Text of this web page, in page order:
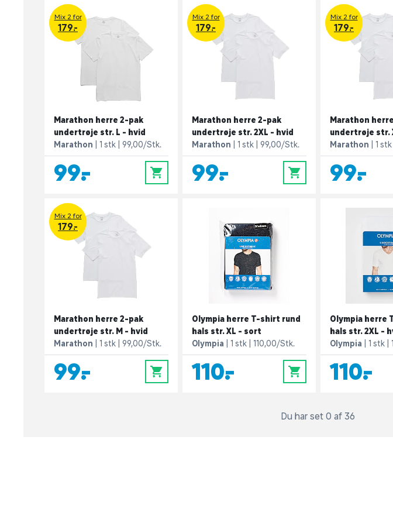
Mix 2 for
179.-
Marathon herre 2-pak
undertrøje str. L - hvid
Marathon
1 stk 99,00/Stk.
99,- 0
Mix 2 for
179.-
Marathon herre 2-pak
undertrøje str. 2XL - hvid
Marathon
1 stk 99,00/Stk.
99,- 0
Mix 2 for
179.-
Marathon
undertrøje str.
Marathon
1 stk
99,-
Mix 2 for
179.-
Marathon herre 2-pak
undertrøje str. M - hvid
Marathon
1 stk 99,00/Stk.
99,- 0
Olympia herre T-shirt rund
hals str. XL - sort
Olympia
1 stk 110,00/Stk.
110,- 0
Olympia herre
hals str. 2XL -
Olympia
1 stk
110,-
Du har set 0 af 36